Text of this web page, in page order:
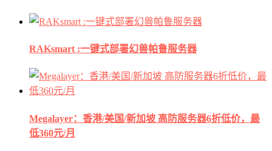
RAKsmart :一键式部署幻兽帕鲁服务器
Megalayer：香港/美国/新加坡 高防服务器6折低价，最
低360元/月